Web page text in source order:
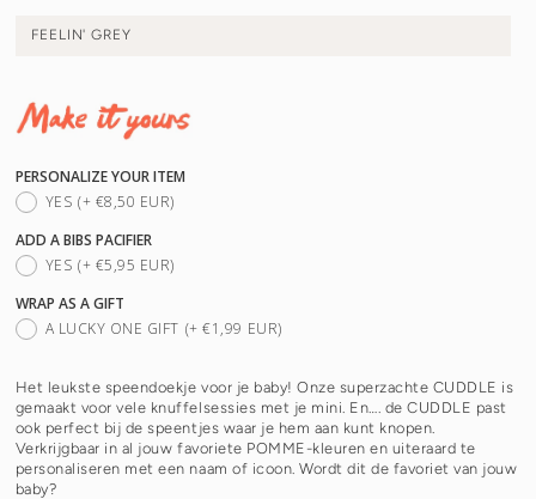
FEELIN' GREY
PERSONALIZE YOUR ITEM
YES (+ €8,50 EUR)
ADD A BIBS PACIFIER
YES (+ €5,95 EUR)
WRAP AS A GIFT
A LUCKY ONE GIFT (+ €1,99 EUR)
Het leukste speendoekje voor je baby! Onze superzachte CUDDLE is
gemaakt voor vele knuffelsessies met je mini. En…. de CUDDLE past
ook perfect bij de speentjes waar je hem aan kunt knopen.
Verkrijgbaar in al jouw favoriete POMME-kleuren en uiteraard te
personaliseren met een naam of icoon. Wordt dit de favoriet van jouw
baby?